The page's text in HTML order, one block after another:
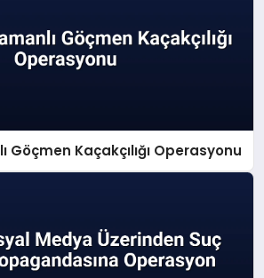
Göçmen Kaçakçılığı Operasyonu